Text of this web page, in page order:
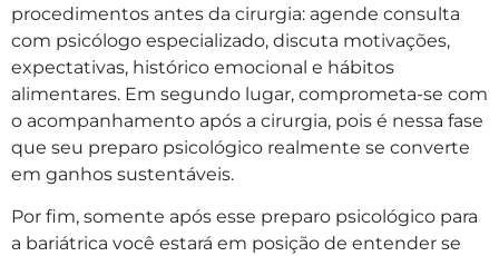
procedimentos antes da cirurgia: agende consulta
com psicólogo especializado, discuta motivações,
expectativas, histórico emocional e hábitos
alimentares. Em segundo lugar, comprometa-se com
o acompanhamento após a cirurgia, pois é nessa fase
que seu preparo psicológico realmente se converte
em ganhos sustentáveis.
Por fim, somente após esse preparo psicológico para
a bariátrica você estará em posição de entender se